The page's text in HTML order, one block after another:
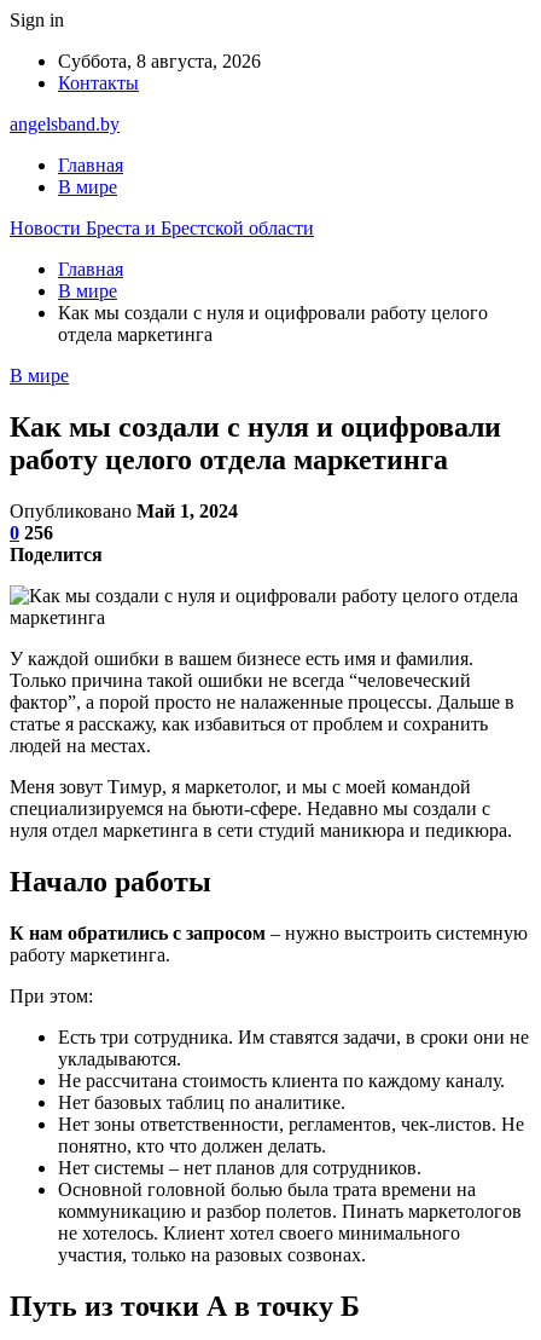
Sign in
Суббота, 8 августа, 2026
Контакты
angelsband.by
Главная
В мире
Новости Бреста и Брестской области
Главная
В мире
Как мы создали с нуля и оцифровали работу целого
отдела маркетинга
В мире
Как мы создали с нуля и оцифровали
работу целого отдела маркетинга
Опубликовано Май 1, 2024
0 256
Поделится
У каждой ошибки в вашем бизнесе есть имя и фамилия.
Только причина такой ошибки не всегда “человеческий
фактор”, а порой просто не налаженные процессы. Дальше в
статье я расскажу, как избавиться от проблем и сохранить
людей на местах.
Меня зовут Тимур, я маркетолог, и мы с моей командой
специализируемся на бьюти-сфере. Недавно мы создали с
нуля отдел маркетинга в сети студий маникюра и педикюра.
Начало работы
К нам обратились с запросом – нужно выстроить системную
работу маркетинга.
При этом:
Есть три сотрудника. Им ставятся задачи, в сроки они не
укладываются.
Не рассчитана стоимость клиента по каждому каналу.
Нет базовых таблиц по аналитике.
Нет зоны ответственности, регламентов, чек-листов. Не
понятно, кто что должен делать.
Нет системы – нет планов для сотрудников.
Основной головной болью была трата времени на
коммуникацию и разбор полетов. Пинать маркетологов
не хотелось. Клиент хотел своего минимального
участия, только на разовых созвонах.
Путь из точки А в точку Б